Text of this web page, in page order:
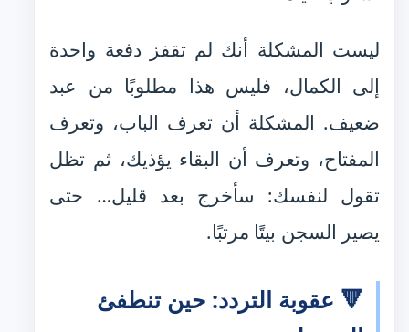
ليست المشكلة أنك لم تقفز دفعة واحدة
إلى الكمال، فليس هذا مطلوبًا من عبد
ضعيف. المشكلة أن تعرف الباب، وتعرف
المفتاح، وتعرف أن البقاء يؤذيك، ثم تظل
تقول لنفسك: سأخرج بعد قليل… حتى
يصير السجن بيتًا مرتبًا.
🔻 عقوبة التردد: حين تنطفئ